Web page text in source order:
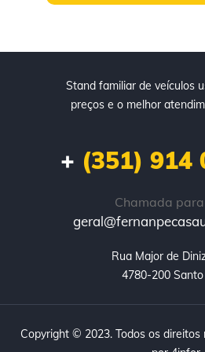
Stand familiar de veículos
preços e o melhor
+ (351) 914
Chamada
Rua Major de
4780-200 Santo
Copyright © 2023. Todos os direitos